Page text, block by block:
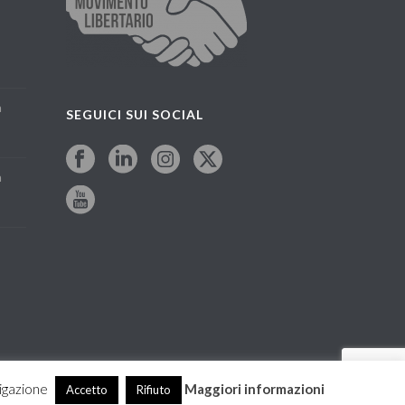
SEGUICI SUI SOCIAL
Accetto Rifiuto Maggiori informazioni